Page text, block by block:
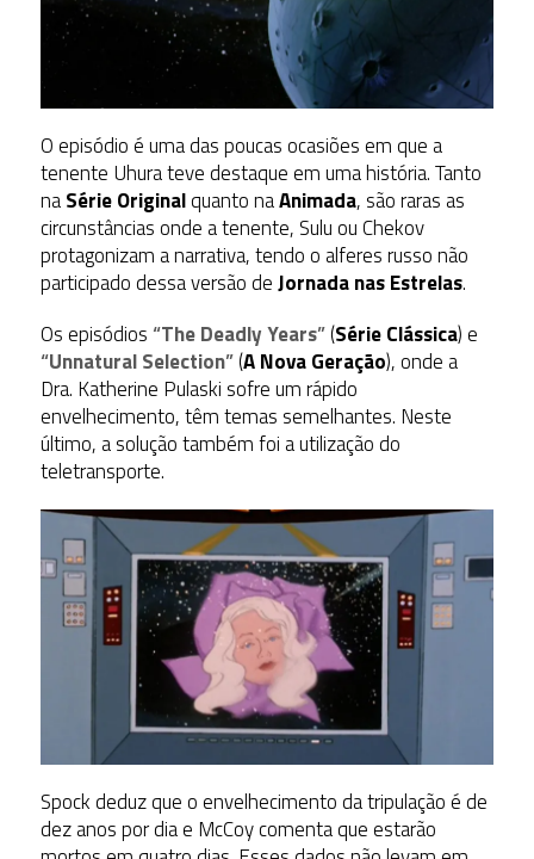
O episódio é uma das poucas ocasiões em que a
tenente Uhura teve destaque em uma história. Tanto
naSérie Originalquanto naAnimada, são raras as
circunstâncias onde a tenente, Sulu ou Chekov
protagonizam a narrativa, tendo o alferes russo não
participado dessa versão deJornada nas Estrelas.
Os episódios “The Deadly Years”(Série Clássica) e
“Unnatural Selection”(A Nova Geração), onde a
Dra. Katherine Pulaski sofre um rápido
envelhecimento, têm temas semelhantes. Neste
último, a solução também foi a utilização do
teletransporte.
Spock deduz que o envelhecimento da tripulação é de
dez anos por dia e McCoy comenta que estarão